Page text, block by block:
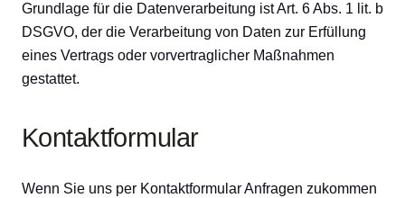
Grundlage für die Datenverarbeitung ist Art. 6 Abs. 1 lit. b
DSGVO, der die Verarbeitung von Daten zur Erfüllung
eines Vertrags oder vorvertraglicher Maßnahmen
gestattet.
Kontaktformular
Wenn Sie uns per Kontaktformular Anfragen zukommen